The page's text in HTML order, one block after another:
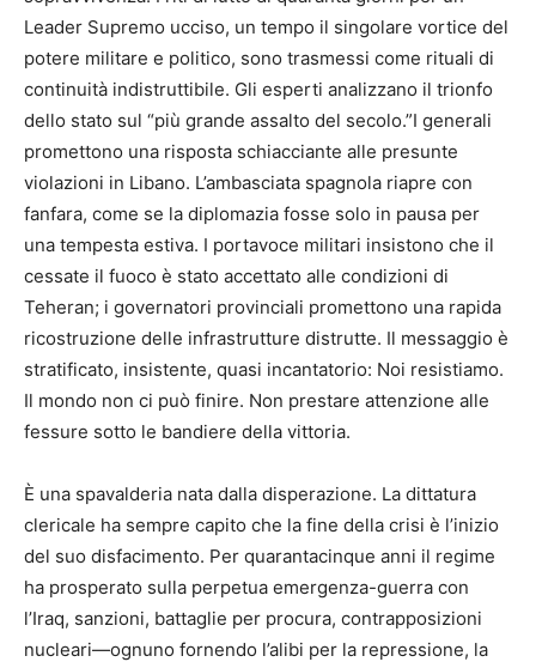
Leader Supremo ucciso, un tempo il singolare vortice del
potere militare e politico, sono trasmessi come rituali di
continuità indistruttibile. Gli esperti analizzano il trionfo
dello stato sul “più grande assalto del secolo.”I generali
promettono una risposta schiacciante alle presunte
violazioni in Libano. L’ambasciata spagnola riapre con
fanfara, come se la diplomazia fosse solo in pausa per
una tempesta estiva. I portavoce militari insistono che il
cessate il fuoco è stato accettato alle condizioni di
Teheran; i governatori provinciali promettono una rapida
ricostruzione delle infrastrutture distrutte. Il messaggio è
stratificato, insistente, quasi incantatorio: Noi resistiamo.
Il mondo non ci può finire. Non prestare attenzione alle
fessure sotto le bandiere della vittoria.
È una spavalderia nata dalla disperazione. La dittatura
clericale ha sempre capito che la fine della crisi è l’inizio
del suo disfacimento. Per quarantacinque anni il regime
ha prosperato sulla perpetua emergenza-guerra con
l’Iraq, sanzioni, battaglie per procura, contrapposizioni
nucleari—ognuno fornendo l’alibi per la repressione, la